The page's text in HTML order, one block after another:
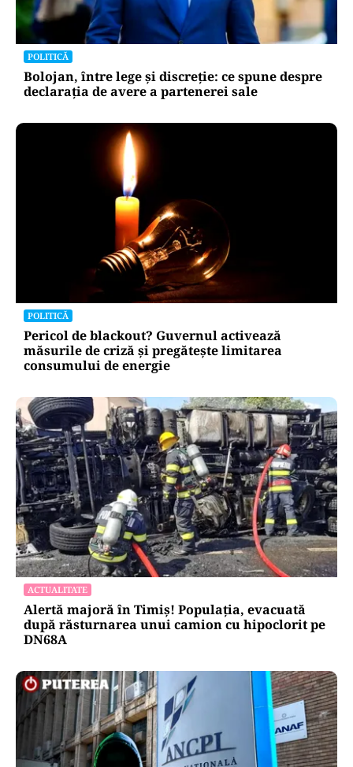
POLITICĂ
Bolojan, între lege și discreție: ce spune despre
declarația de avere a partenerei sale
POLITICĂ
Pericol de blackout? Guvernul activează
măsurile de criză și pregătește limitarea
consumului de energie
ACTUALITATE
Alertă majoră în Timiș! Populația, evacuată
după răsturnarea unui camion cu hipoclorit pe
DN68A